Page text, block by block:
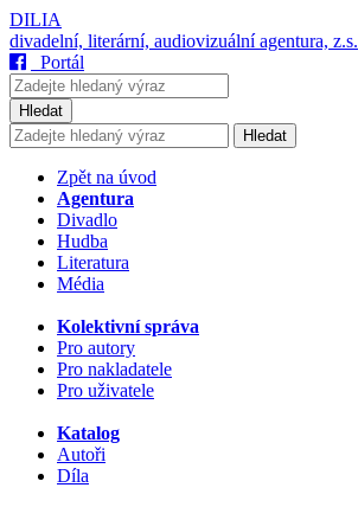
DILIA
divadelní, literární, audiovizuální agentura, z.s.
Portál
Hledat
Hledat
Zpět na úvod
Agentura
Divadlo
Hudba
Literatura
Média
Kolektivní správa
Pro autory
Pro nakladatele
Pro uživatele
Katalog
Autoři
Díla